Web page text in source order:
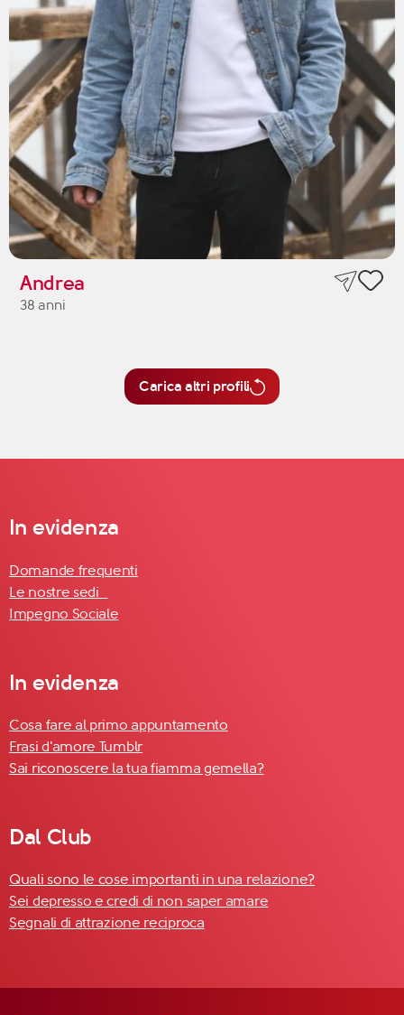
Andrea
38 anni
Carica altri profili
In evidenza
Domande frequenti
Le nostre sedi
Impegno Sociale
In evidenza
Cosa fare al primo appuntamento
Frasi d'amore Tumblr
Sai riconoscere la tua fiamma gemella?
Dal Club
Quali sono le cose importanti in una relazione?
Sei depresso e credi di non saper amare
Segnali di attrazione reciproca